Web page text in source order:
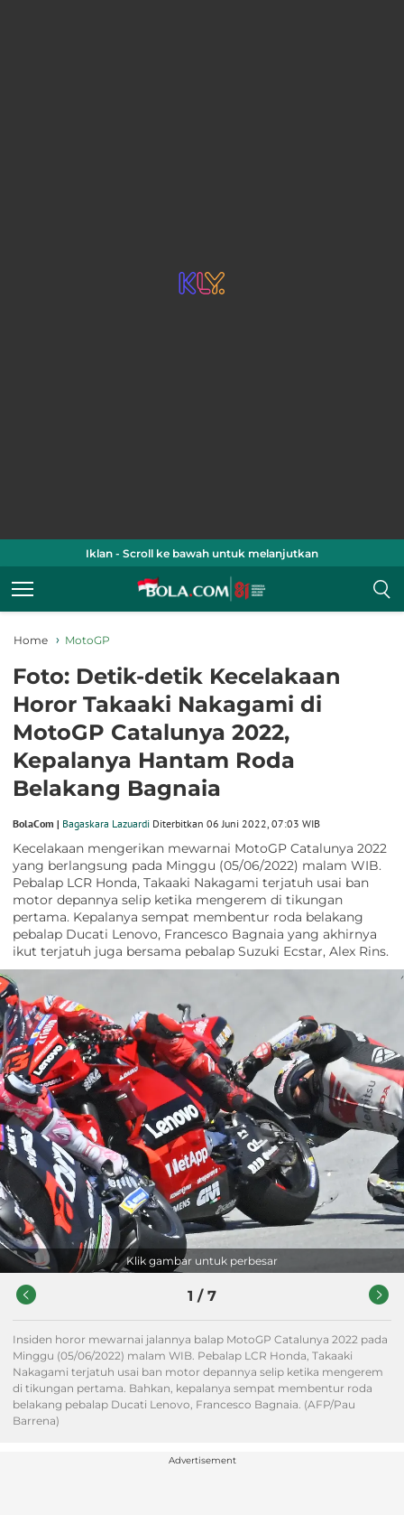
Iklan - Scroll ke bawah untuk melanjutkan
Home MotoGP
Foto: Detik-detik Kecelakaan
Horor Takaaki Nakagami di
MotoGP Catalunya 2022,
Kepalanya Hantam Roda
Belakang Bagnaia
BolaCom | Bagaskara Lazuardi Diterbitkan 06 Juni 2022, 07:03 WIB
Kecelakaan mengerikan mewarnai MotoGP Catalunya 2022
yang berlangsung pada Minggu (05/06/2022) malam WIB.
Pebalap LCR Honda, Takaaki Nakagami terjatuh usai ban
motor depannya selip ketika mengerem di tikungan
pertama. Kepalanya sempat membentur roda belakang
pebalap Ducati Lenovo, Francesco Bagnaia yang akhirnya
ikut terjatuh juga bersama pebalap Suzuki Ecstar, Alex Rins.
Klik gambar untuk perbesar
1 / 7
Insiden horor mewarnai jalannya balap MotoGP Catalunya 2022 pada
Minggu (05/06/2022) malam WIB. Pebalap LCR Honda, Takaaki
Nakagami terjatuh usai ban motor depannya selip ketika mengerem
di tikungan pertama. Bahkan, kepalanya sempat membentur roda
belakang pebalap Ducati Lenovo, Francesco Bagnaia. (AFP/Pau
Barrena)